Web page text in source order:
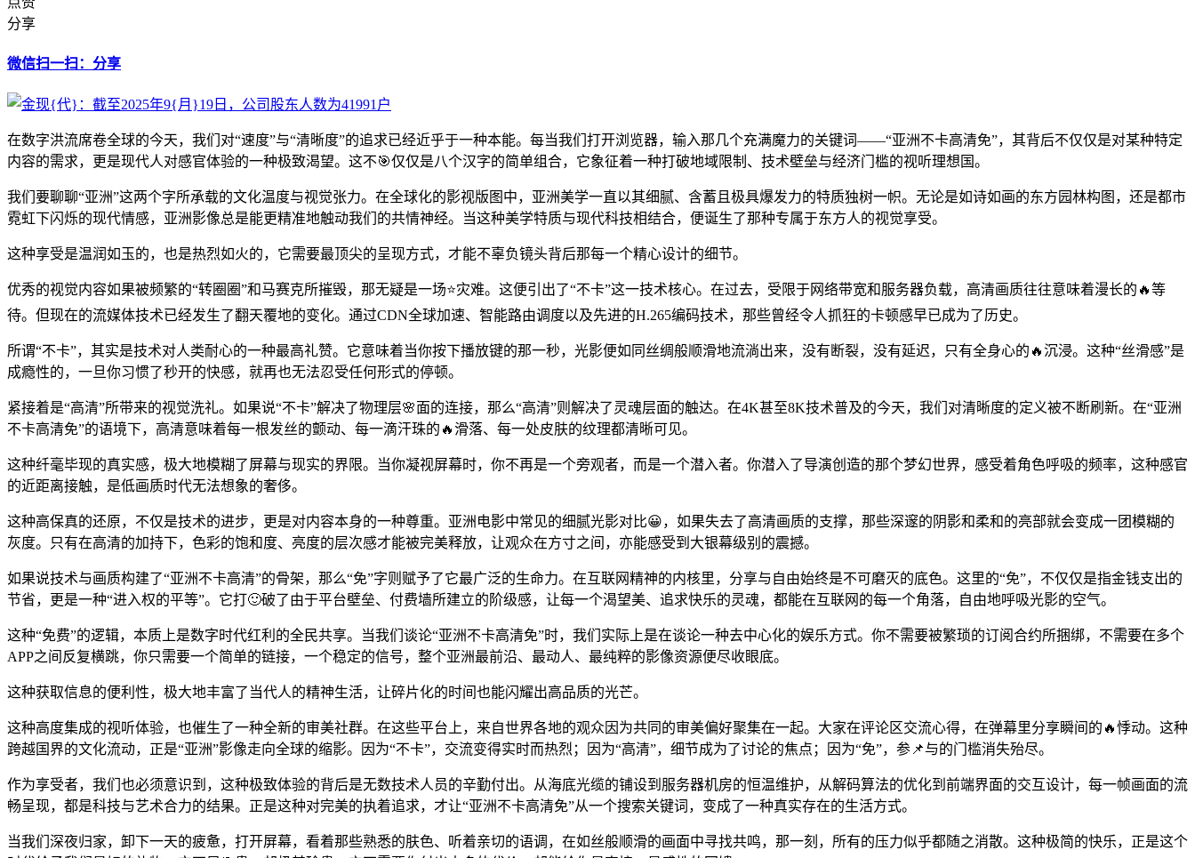
分享
微信扫一扫：分享
在数字洪流席卷全球的今天，我们对“速度”与“清晰度”的追求已经近乎于一种本能。每当我们打开浏览器，输入那几个充满魔力的关键词——“亚洲不卡高清免”，其背后不仅仅是对某种特定
内容的需求，更是现代人对感官体验的一种极致渴望。这不🎯仅仅是八个汉字的简单组合，它象征着一种打破地域限制、技术壁垒与经济门槛的视听理想国。
我们要聊聊“亚洲”这两个字所承载的文化温度与视觉张力。在全球化的影视版图中，亚洲美学一直以其细腻、含蓄且极具爆发力的特质独树一帜。无论是如诗如画的东方园林构图，还是都市
霓虹下闪烁的现代情感，亚洲影像总是能更精准地触动我们的共情神经。当这种美学特质与现代科技相结合，便诞生了那种专属于东方人的视觉享受。
这种享受是温润如玉的，也是热烈如火的，它需要最顶尖的呈现方式，才能不辜负镜头背后那每一个精心设计的细节。
优秀的视觉内容如果被频繁的“转圈圈”和马赛克所摧毁，那无疑是一场⭐灾难。这便引出了“不卡”这一技术核心。在过去，受限于网络带宽和服务器负载，高清画质往往意味着漫长的🔥等
待。但现在的流媒体技术已经发生了翻天覆地的变化。通过CDN全球加速、智能路由调度以及先进的H.265编码技术，那些曾经令人抓狂的卡顿感早已成为了历史。
所谓“不卡”，其实是技术对人类耐心的一种最高礼赞。它意味着当你按下播放键的那一秒，光影便如同丝绸般顺滑地流淌出来，没有断裂，没有延迟，只有全身心的🔥沉浸。这种“丝滑感”是
成瘾性的，一旦你习惯了秒开的快感，就再也无法忍受任何形式的停顿。
紧接着是“高清”所带来的视觉洗礼。如果说“不卡”解决了物理层🌸面的连接，那么“高清”则解决了灵魂层面的触达。在4K甚至8K技术普及的今天，我们对清晰度的定义被不断刷新。在“亚洲
不卡高清免”的语境下，高清意味着每一根发丝的颤动、每一滴汗珠的🔥滑落、每一处皮肤的纹理都清晰可见。
这种纤毫毕现的真实感，极大地模糊了屏幕与现实的界限。当你凝视屏幕时，你不再是一个旁观者，而是一个潜入者。你潜入了导演创造的那个梦幻世界，感受着角色呼吸的频率，这种感官
的近距离接触，是低画质时代无法想象的奢侈。
这种高保真的还原，不仅是技术的进步，更是对内容本身的一种尊重。亚洲电影中常见的细腻光影对比😀，如果失去了高清画质的支撑，那些深邃的阴影和柔和的亮部就会变成一团模糊的
灰度。只有在高清的加持下，色彩的饱和度、亮度的层次感才能被完美释放，让观众在方寸之间，亦能感受到大银幕级别的震撼。
如果说技术与画质构建了“亚洲不卡高清”的骨架，那么“免”字则赋予了它最广泛的生命力。在互联网精神的内核里，分享与自由始终是不可磨灭的底色。这里的“免”，不仅仅是指金钱支出的
节省，更是一种“进入权的平等”。它打🙂破了由于平台壁垒、付费墙所建立的阶级感，让每一个渴望美、追求快乐的灵魂，都能在互联网的每一个角落，自由地呼吸光影的空气。
这种“免费”的逻辑，本质上是数字时代红利的全民共享。当我们谈论“亚洲不卡高清免”时，我们实际上是在谈论一种去中心化的娱乐方式。你不需要被繁琐的订阅合约所捆绑，不需要在多个
APP之间反复横跳，你只需要一个简单的链接，一个稳定的信号，整个亚洲最前沿、最动人、最纯粹的影像资源便尽收眼底。
这种获取信息的便利性，极大地丰富了当代人的精神生活，让碎片化的时间也能闪耀出高品质的光芒。
这种高度集成的视听体验，也催生了一种全新的审美社群。在这些平台上，来自世界各地的观众因为共同的审美偏好聚集在一起。大家在评论区交流心得，在弹幕里分享瞬间的🔥悸动。这种
跨越国界的文化流动，正是“亚洲”影像走向全球的缩影。因为“不卡”，交流变得实时而热烈；因为“高清”，细节成为了讨论的焦点；因为“免”，参📌与的门槛消失殆尽。
作为享受者，我们也必须意识到，这种极致体验的背后是无数技术人员的辛勤付出。从海底光缆的铺设到服务器机房的恒温维护，从解码算法的优化到前端界面的交互设计，每一帧画面的流
畅呈现，都是科技与艺术合力的结果。正是这种对完美的执着追求，才让“亚洲不卡高清免”从一个搜索关键词，变成了一种真实存在的生活方式。
当我们深夜归家，卸下一天的疲惫，打开屏幕，看着那些熟悉的肤色、听着亲切的语调，在如丝般顺滑的画面中寻找共鸣，那一刻，所有的压力似乎都随之消散。这种极简的快乐，正是这个